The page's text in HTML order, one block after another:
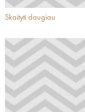
Skaityti daugiau